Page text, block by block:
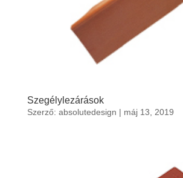
Szegélylezárások
Szerző: absolutedesign | máj 13, 2019